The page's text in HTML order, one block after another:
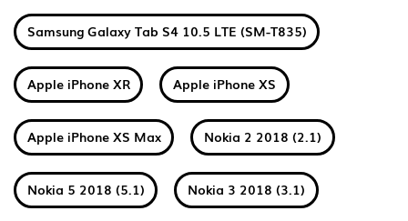
Samsung Galaxy Tab S4 10.5 LTE (SM-T835)
Apple iPhone XR Apple iPhone XS
Apple iPhone XS Max Nokia 2 2018 (2.1)
Nokia 5 2018 (5.1) Nokia 3 2018 (3.1)